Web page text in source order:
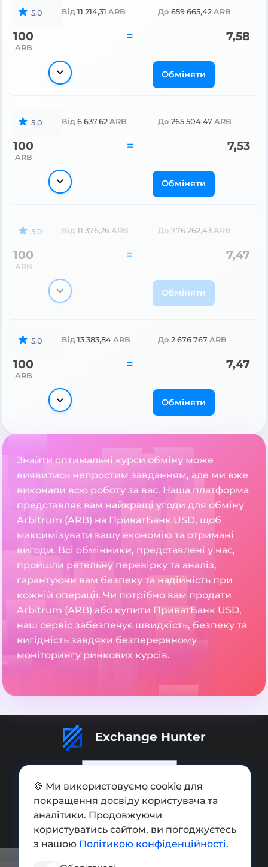
5.0 Від 11 214,31 ARB До 659 665,42 ARB
100
ARB
= 7,58
Обміняти
5.0 Від 6 637,62 ARB До 265 504,47 ARB
100
ARB
= 7,53
Обміняти
5.0 Від 11 376,26 ARB До 776 262,43 ARB
100
ARB
= 7,47
Обміняти
5.0 Від 13 383,84 ARB До 2 676 767 ARB
100
ARB
= 7,47
Обміняти
Знайти оптимальні курси обміну може
виявитись непростим завданням, але ми вже
виконали всю роботу за вас. Наша платформа
представляє вам найкращі угоди для обміну
Arbitrum (ARB) на ПриватБанк USD, щоб
максимізувати вашу економію та отримані
вигоди. Всі обмінники, представлені у нас,
пройшли ретельну перевірку та аналіз,
гарантуючи вам безпеку та надійність при
кожній операції. Чи потрібно вам продати
Arbitrum (ARB) або купити ПриватБанк USD,
наш сервіс забезпечує швидкість, безпеку та
вигідність завдяки безперервному
моніторингу ринкових курсів.
Exchange Hunter
Додати обмінник
Мапа сайту
Press kit
🍪 Ми використовуємо cookie для
покращення досвіду користувача та
аналітики. Продовжуючи
користуватись сайтом, ви погоджуєтесь
з нашою Політикою конфіденційності.